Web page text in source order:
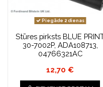
Piegāde 2 dienas
Stūres pirksts BLUE
30-7002P, ADA108713,
04766321AC
12,70 €